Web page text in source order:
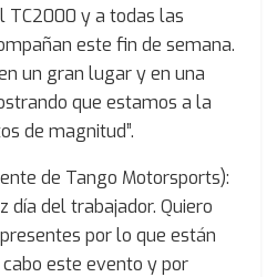
TC2000 y a todas las
este fin de semana.
un gran lugar y en una
que estamos a la
de magnitud”.
de Tango Motorsports):
día del trabajador. Quiero
por lo que están
este evento y por